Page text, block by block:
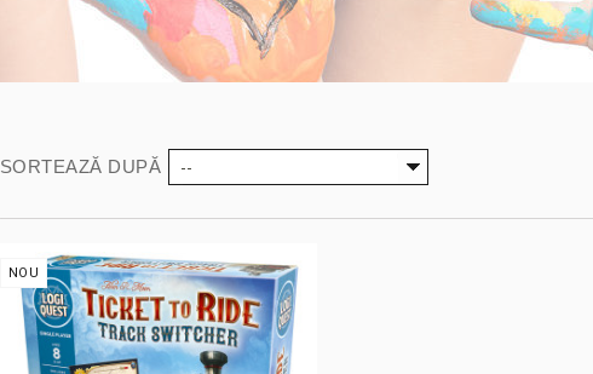
SORTEAZĂ DUPĂ --
NOU